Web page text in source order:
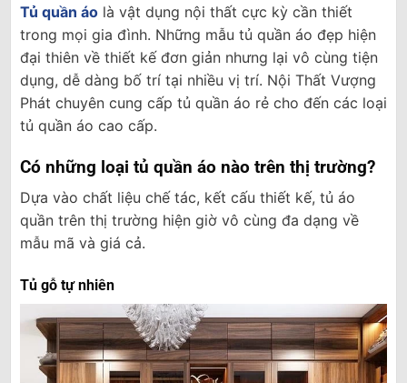
Tủ quần áo là vật dụng nội thất cực kỳ cần thiết
trong mọi gia đình. Những mẫu tủ quần áo đẹp hiện
đại thiên về thiết kế đơn giản nhưng lại vô cùng tiện
dụng, dễ dàng bố trí tại nhiều vị trí. Nội Thất Vượng
Phát chuyên cung cấp tủ quần áo rẻ cho đến các loại
tủ quần áo cao cấp.
Có những loại tủ quần áo nào trên thị trường?
Dựa vào chất liệu chế tác, kết cấu thiết kế, tủ áo
quần trên thị trường hiện giờ vô cùng đa dạng về
mẫu mã và giá cả.
Tủ gỗ tự nhiên